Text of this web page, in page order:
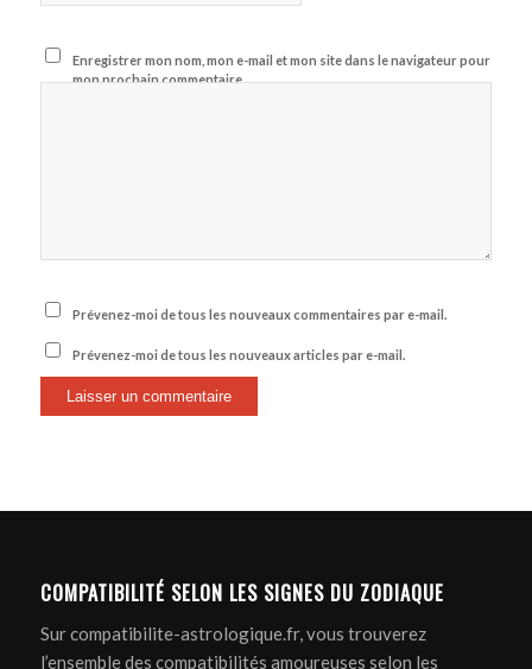
Enregistrer mon nom, mon e-mail et mon site dans le navigateur pour
mon prochain commentaire.
Prévenez-moi de tous les nouveaux commentaires par e-mail.
Prévenez-moi de tous les nouveaux articles par e-mail.
COMPATIBILITÉ SELON LES SIGNES DU ZODIAQUE
Sur compatibilite-astrologique.fr, vous trouverez
l’ensemble des compatibilités amoureuses selon les